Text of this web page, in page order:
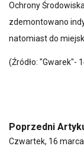
Ochrony
zdemontowano
natomiast do
(Źródło: "Gwarek"-
Poprzedni
Czwartek, 16